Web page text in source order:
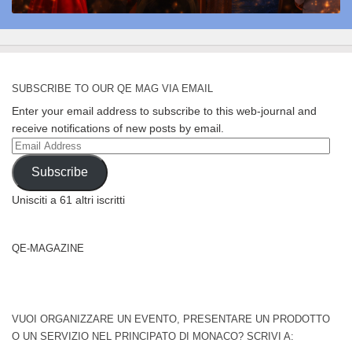
SUBSCRIBE TO OUR QE MAG VIA EMAIL
Enter your email address to subscribe to this web-journal and
receive notifications of new posts by email.
Email
Address
Subscribe
Unisciti a 61 altri iscritti
QE-MAGAZINE
VUOI ORGANIZZARE UN EVENTO, PRESENTARE UN PRODOTTO
O UN SERVIZIO NEL PRINCIPATO DI MONACO? SCRIVI A: